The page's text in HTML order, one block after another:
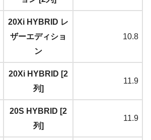
20Xi HYBRID レ
ザーエディショ
ン
10.8
20Xi HYBRID [2
列]
11.9
20S HYBRID [2
列]
11.9